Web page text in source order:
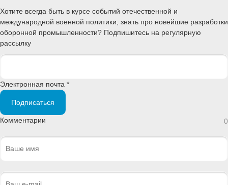
Хотите всегда быть в курсе событий отечественной и
международной военной политики, знать про новейшие разработки
оборонной промышленности? Подпишитесь на регулярную
рассылку
Электронная почта *
Подписаться
Комментарии 0